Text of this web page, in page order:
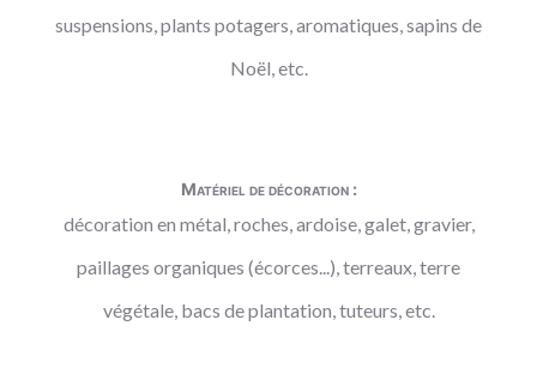
suspensions, plants potagers, aromatiques, sapins de
Noël, etc.
Matériel de décoration :
décoration en métal, roches, ardoise, galet, gravier,
paillages organiques (écorces...), terreaux, terre
végétale, bacs de plantation, tuteurs, etc.